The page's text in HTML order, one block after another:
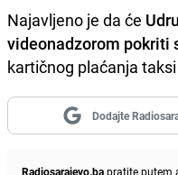
Najavljeno je da će
videonadzorom pokriti
kartičnog plaćanja
Dodajte
Radiosarajevo.bapratite putem